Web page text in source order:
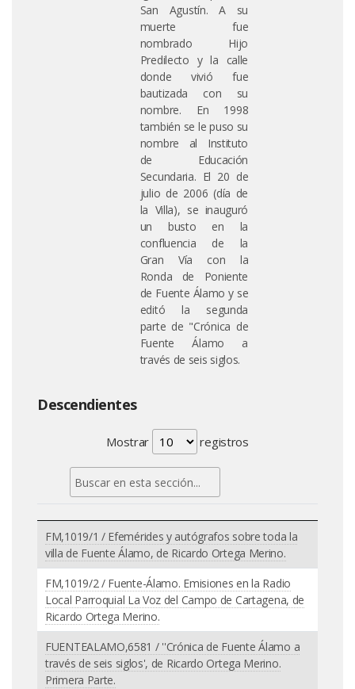
San Agustín. A su
muerte fue
nombrado Hijo
Predilecto y la calle
donde vivió fue
bautizada con su
nombre. En 1998
también se le puso su
nombre al Instituto
de Educación
Secundaria. El 20 de
julio de 2006 (día de
la Villa), se inauguró
un busto en la
confluencia de la
Gran Vía con la
Ronda de Poniente
de Fuente Álamo y se
editó la segunda
parte de "Crónica de
Fuente Álamo a
través de seis siglos.
Descendientes
Mostrar registros
FM,1019/1 / Efemérides y autógrafos sobre toda la
villa de Fuente Álamo, de Ricardo Ortega Merino.
FM,1019/2 / Fuente-Álamo. Emisiones en la Radio
Local Parroquial La Voz del Campo de Cartagena, de
Ricardo Ortega Merino.
FUENTEALAMO,6581 / ''Crónica de Fuente Álamo a
través de seis siglos', de Ricardo Ortega Merino.
Primera Parte.